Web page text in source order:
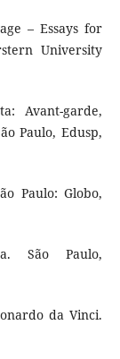
– Essays for
University
Avant-garde,
Paulo, Edusp,
Paulo: Globo,
São Paulo,
da Vinci.